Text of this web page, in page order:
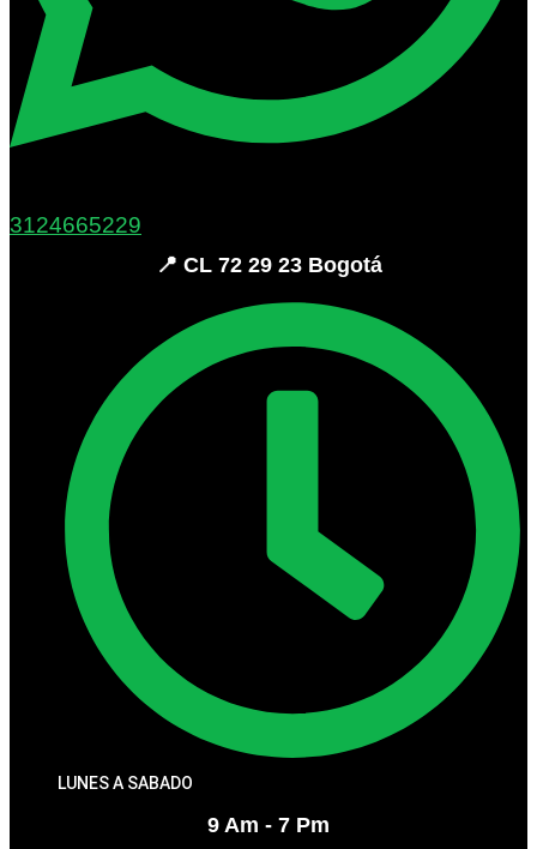
3124665229
📍 CL 72 29 23 Bogotá
LUNES A SABADO
9 Am - 7 Pm